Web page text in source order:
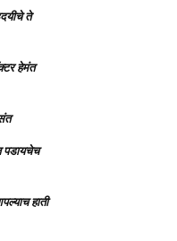
ते
हेमंत
पडायचेच
हाती